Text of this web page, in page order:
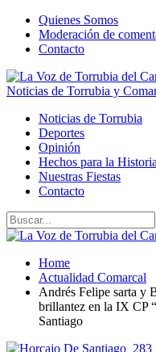
Quienes Somos
Moderación de
Contacto
Noticias de Torrubia y
Noticias de Torrubia
Deportes
Opinión
Hechos para la Historia
Nuestras Fiestas
Contacto
Home
Actualidad Comarcal
Andrés Felipe sarta y
brillantez en la IX CP
Santiago